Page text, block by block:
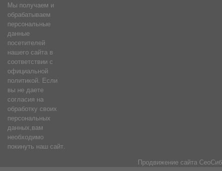
Мы получаем и
обрабатываем
персональные
данные
посетителей
нашего сайта в
соответствии с
официальной
политикой. Если
вы не даете
согласия на
обработку своих
персональных
данных,вам
необходимо
покинуть наш сайт.
Продвижение сайта СеоСиб